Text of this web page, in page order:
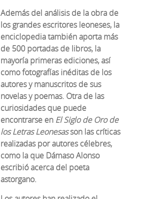
Además del análisis de la obra de
los grandes escritores leoneses, la
enciclopedia también aporta más
de 500 portadas de libros, la
mayoría primeras ediciones, así
como fotografías inéditas de los
autores y manuscritos de sus
novelas y poemas. Otra de las
curiosidades que puede
encontrarse en El Siglo de Oro de
los Letras Leonesasson las críticas
realizadas por autores célebres,
como la que Dámaso Alonso
escribió acerca del poeta
astorgano.